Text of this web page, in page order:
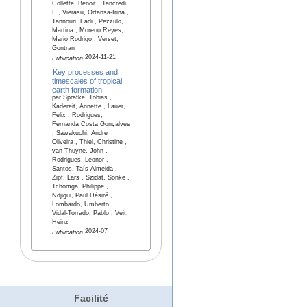
Collette, Benoit , Tancredi,
I. , Vierasu, Ortansa-Irina ,
Tannouri, Fadi , Pezzulo,
Martina , Moreno Reyes,
Mario Rodrigo , Verset,
Gontran
Publication2024-11-21
Key processes and
timescales of tropical
earth formation
par Sprafke, Tobias ,
Kadereit, Annette , Lauer,
Felix , Rodrigues,
Fernanda Costa Gonçalves
, Sawakuchi, André
Oliveira , Thiel, Christine ,
van Thuyne, John ,
Rodrigues, Leonor ,
Santos, Taís Almeida ,
Zipf, Lars , Szidat, Sönke ,
Tchomga, Philippe ,
Ndjigui, Paul Désiré ,
Lombardo, Umberto ,
Vidal-Torrado, Pablo , Veit,
Heinz
Publication2024-07
Facilité